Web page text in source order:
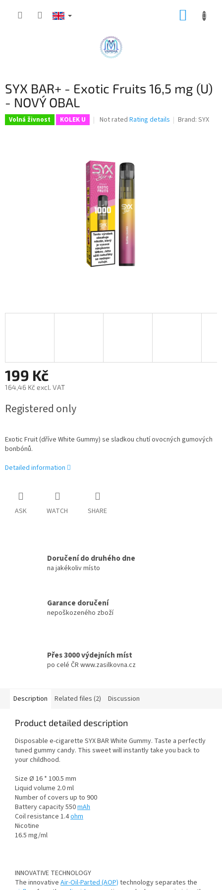
SYX BAR+ - Exotic Fruits 16,5 mg (U)
- NOVÝ OBAL
Volná živnost KOLEK U
The
0,0
out
of
5
stars.
Not rated Rating details Brand:SYX
199 Kč
164,46 Kč excl. VAT
price:
Registered only
Exotic Fruit (dříve White Gummy) se sladkou chutí ovocných gumových
bonbónů.
Detailed information
ASK WATCH SHARE
Doručení do druhého dne
na jakékoliv místo
Garance doručení
nepoškozeného zboží
Přes 3000 výdejních míst
po celé ČR www.zasilkovna.cz
Description Related files (2) Discussion
Product detailed description
Disposable e-cigarette SYX BAR White Gummy. Taste a perfectly
tuned gummy candy. This sweet will instantly take you back to
your childhood.
Size Ø 16 * 100.5 mm
Liquid volume 2.0 ml
Number of covers up to 900
Battery capacity 550mAh
Coil resistance 1.4ohm
Nicotine
16.5 mg/ml
INNOVATIVE TECHNOLOGY
The innovative Air-Oil-Parted (AOP) technology separates the